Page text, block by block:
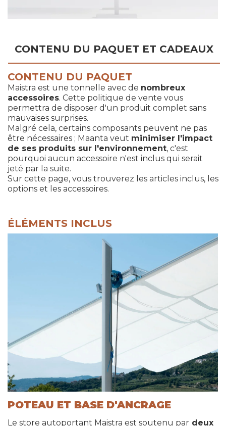
CONTENU DU PAQUET ET CADEAUX
CONTENU DU PAQUET
Maistra est une tonnelle avec de nombreux
accessoires. Cette politique de vente vous
permettra de disposer d'un produit complet sans
mauvaises surprises.
Malgré cela, certains composants peuvent ne pas
être nécessaires ; Maanta veut minimiser l'impact
de ses produits sur l'environnement, c'est
pourquoi aucun accessoire n'est inclus qui serait
jeté par la suite.
Sur cette page, vous trouverez les articles inclus, les
options et les accessoires.
ÉLÉMENTS INCLUS
POTEAU ET BASE D'ANCRAGE
Le store autoportant Maistra est soutenu par deux